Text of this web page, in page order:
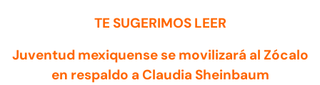
TE SUGERIMOS LEER
Juventud mexiquense se movilizará al Zócalo
en respaldo a Claudia Sheinbaum